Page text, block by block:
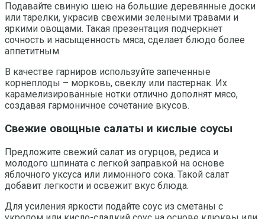
Подавайте свиную шею на большие деревянные доски
или тарелки, украсив свежими зелеными травами и
яркими овощами. Такая презентация подчеркнет
сочность и насыщенность мяса, сделает блюдо более
аппетитным.
В качестве гарниров используйте запеченные
корнеплоды – морковь, свеклу или пастернак. Их
карамелизированные нотки отлично дополнят мясо,
создавая гармоничное сочетание вкусов.
Свежие овощные салаты и кислые соусы
Предложите свежий салат из огурцов, редиса и
молодого шпината с легкой заправкой на основе
яблочного уксуса или лимонного сока. Такой салат
добавит легкости и освежит вкус блюда.
Для усиления яркости подайте соус из сметаны с